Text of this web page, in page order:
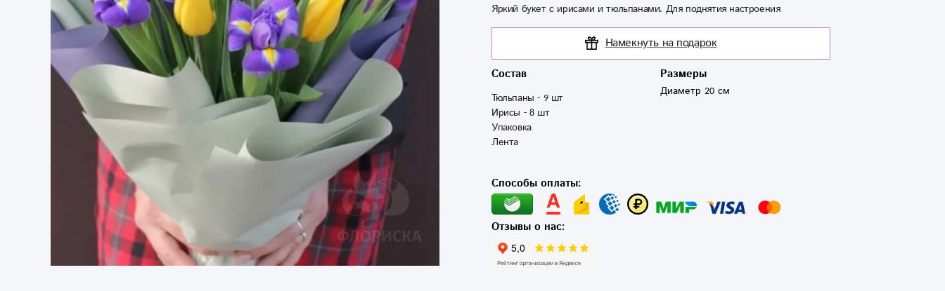
Яркий букет с ирисами и тюльпанами. Для поднятия настроения
Намекнуть на подарок
Состав
Тюльпаны - 9 шт
Ирисы - 8 шт
Упаковка
Лента
Размеры
Диаметр 20 см
Способы оплаты:
Отзывы о нас: